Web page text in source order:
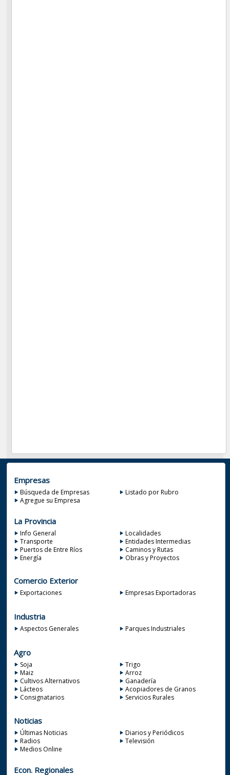
Empresas
Búsqueda de Empresas
Listado por Rubro
Agregue su Empresa
La Provincia
Info General
Localidades
Transporte
Entidades Intermedias
Puertos de Entre Ríos
Caminos y Rutas
Energía
Obras y Proyectos
Comercio Exterior
Exportaciones Empresas Exportadoras
Industria
Aspectos Generales Parques Industriales
Agro
Soja
Trigo
Maiz
Arroz
Cultivos Alternativos
Ganadería
Lácteos
Acopiadores de Granos
Consignatarios
Servicios Rurales
Noticias
Últimas Noticias
Diarios y Periódicos
Radios
Televisión
Medios Online
Econ. Regionales